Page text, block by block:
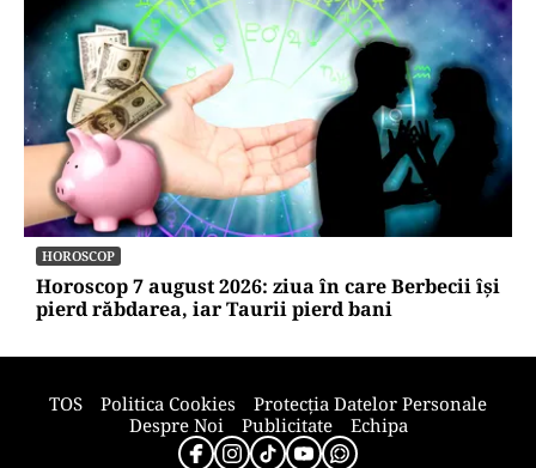
ACTUALITATE
Trenul rămâne o saună în România! CFR
Călători nu are încă aprobat bugetul de
venituri și cheltuieli pentru 2026